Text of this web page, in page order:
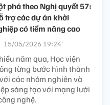
phá theo Nghị quyết 57:
trợ các dự án khởi
có tiềm năng cao
15/05/2026 19:24’
năm qua, Học viện
từng bước hình thành
các nhóm nghiên và
sáng tạo với mạng lưới
nghệ.